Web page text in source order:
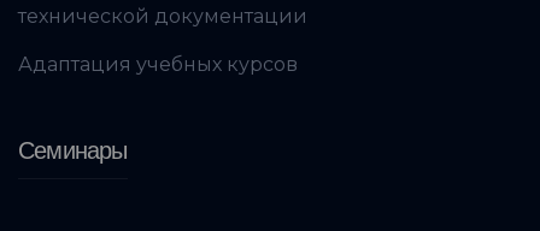
технической документации
Адаптация учебных курсов
Семинары